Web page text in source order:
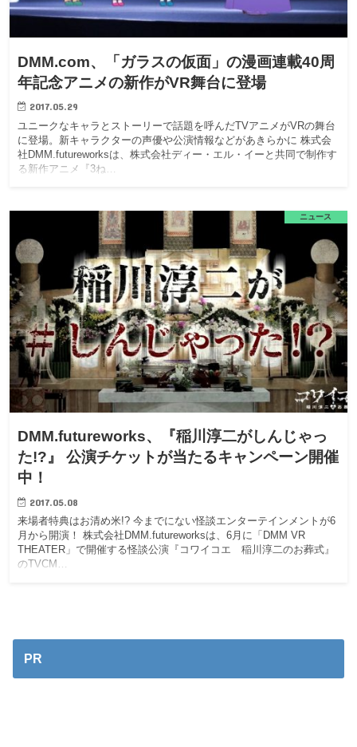
DMM.com、「ガラスの仮面」の漫画連載40周
年記念アニメの新作がVR舞台に登場
2017.05.29
ユニークなキャラとストーリーで話題を呼んだTVアニメがVRの舞台
に登場。新キャラクターの声優や公演情報などがあきらかに 株式会
社DMM.futureworksは、株式会社ディー・エル・イーと共同で制作す
る新作アニメ『3ね…
ニュース
DMM.futureworks、『稲川淳二がしんじゃっ
た!?』 公演チケットが当たるキャンペーン開催
中！
2017.05.08
来場者特典はお清め米!? 今までにない怪談エンターテインメントが6
月から開演！ 株式会社DMM.futureworksは、6月に「DMM VR
THEATER」で開催する怪談公演『コワイコエ 稲川淳二のお葬式』
のTVCM…
PR